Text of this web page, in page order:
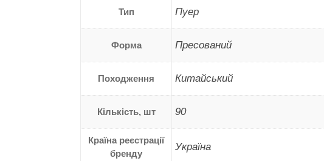
Тип Пуер
Форма Пресований
Походження Китайський
Кількість, шт 90
Країна реєстрації
бренду
Україна